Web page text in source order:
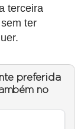
terceira
ter
preferida
no